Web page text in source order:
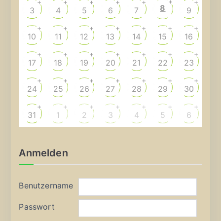
3
+
4
+
5
+
6
+
7
+
8 9
+
10
+
11
+
12
+
13
+
14
+
15
+
16
+
17
+
18
+
19
+
20
+
21
+
22
+
23
+
24
+
25
+
26
+
27
+
28
+
29
+
30
+
31
+
1
+
2
+
3
+
4
+
5
+
6
+
Anmelden
Benutzername
Passwort